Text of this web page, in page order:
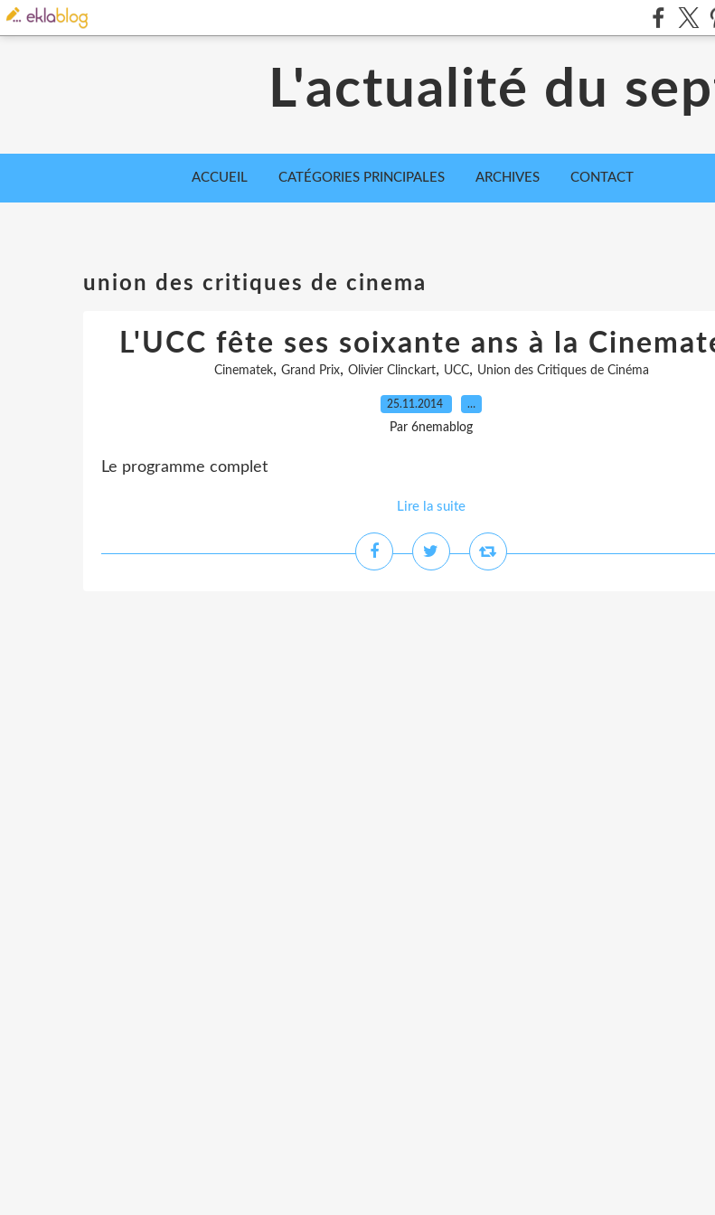
L'actualité du
ACCUEIL CATÉGORIES PRINCIPALES ARCHIVES CONTACT
union des critiques de cinema
L'UCC fête ses soixante ans à la
Cinematek, Grand Prix, Olivier Clinckart, UCC, Union des Critiques de Cinéma
25.11.2014 …
Par 6nemablog
Le programme complet
Lire la suite